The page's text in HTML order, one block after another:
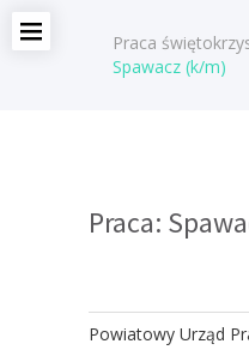
Praca
Spawacz (k/m)
Praca:
Powiatowy Urząd